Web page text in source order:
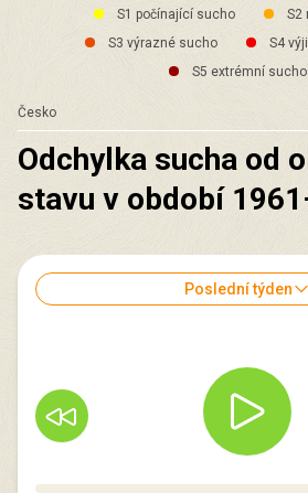
S1 počínající sucho
S2
S3 výrazné sucho
S4
S5 extrémní sucho
Česko
Odchylka sucha od
stavu v období
Poslední týden